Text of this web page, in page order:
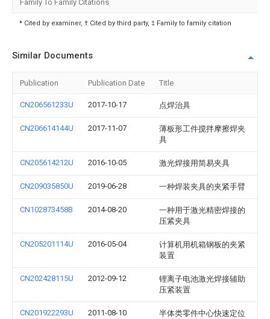
Family To Family Citations
* Cited by examiner, † Cited by third party, ‡ Family to family citation
Similar Documents
Publication Publication Date Title
CN206561233U 2017-10-17 点焊治具
CN206614144U 2017-11-07
薄板形工件搅拌摩擦焊夹
具
CN205614212U 2016-10-05 激光焊接用简易夹具
CN209035850U 2019-06-28 一种焊装夹具的夹紧手臂
CN102873458B 2014-08-20
一种用于激光精密焊接的
压紧夹具
CN205201114U 2016-05-04
计算机用机箱钢板的夹紧
装置
CN202428115U 2012-09-12
锂离子电池激光焊接辅助
压紧装置
CN201922293U 2011-08-10
半体类零件中心快速定位